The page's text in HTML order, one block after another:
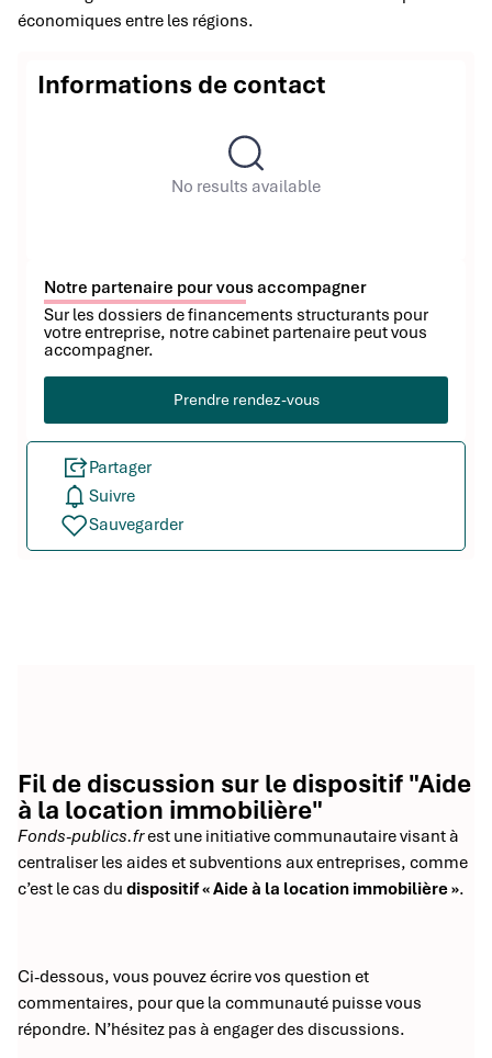
économiques entre les régions.
Informations de contact
No results available
Notre partenaire pour vous accompagner
Sur les dossiers de financements structurants pour
votre entreprise, notre cabinet partenaire peut vous
accompagner.
Prendre rendez-vous
Partager
Suivre
Sauvegarder
Fil de discussion sur le dispositif "Aide
à la location immobilière"
Fonds-publics.frest une initiative communautaire visant à
centraliser les aides et subventions aux entreprises, comme
c’est le cas du dispositif « Aide à la location immobilière ».
Ci-dessous, vous pouvez écrire vos question et
commentaires, pour que la communauté puisse vous
répondre. N’hésitez pas à engager des discussions.